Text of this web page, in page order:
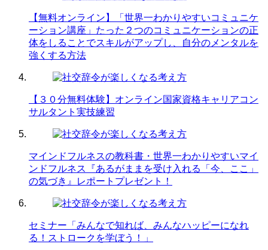
【無料オンライン】「世界一わかりやすいコミュニケ
ーション講座」たった２つのコミュニケーションの正
体をしることでスキルがアップし、自分のメンタルを
強くする方法
【３０分無料体験】オンライン国家資格キャリアコン
サルタント実技練習
マインドフルネスの教科書・世界一わかりやすいマイ
ンドフルネス『あるがままを受け入れる「今、ここ」
の気づき』レポートプレゼント！
セミナー「みんなで知れば、みんなハッピーになれ
る！ストロークを学ぼう！」